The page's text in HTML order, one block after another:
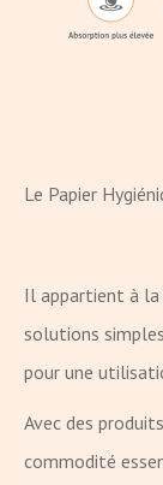
Le Papier
Il appartient à la
solutions
pour une
Avec des
commodité